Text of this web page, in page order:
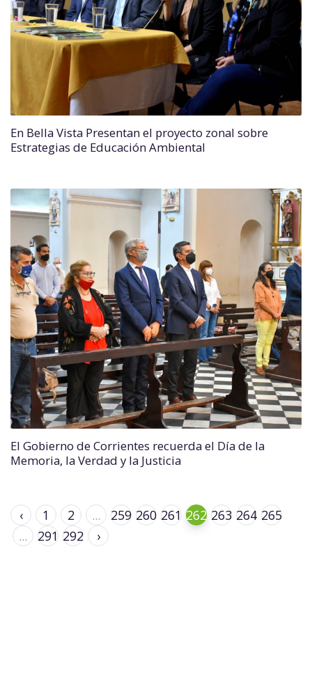
En Bella Vista Presentan el proyecto zonal sobre
Estrategias de Educación Ambiental
El Gobierno de Corrientes recuerda el Día de la
Memoria, la Verdad y la Justicia
‹ 1 2 ... 259 260 261 262 263 264 265
...
291 292 ›